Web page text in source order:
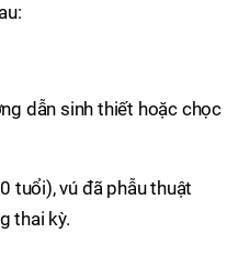
dẫn sinh thiết hoặc chọc
tuổi), vú đã phẫu thuật
thai kỳ.